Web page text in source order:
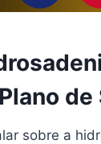
de
sobre a